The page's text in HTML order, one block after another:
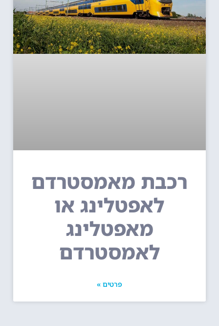
רכבת מאמסטרדם
לאפטלינג או
מאפטלינג
לאמסטרדם
פרטים »